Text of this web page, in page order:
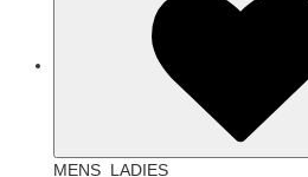
MENS_LADIES